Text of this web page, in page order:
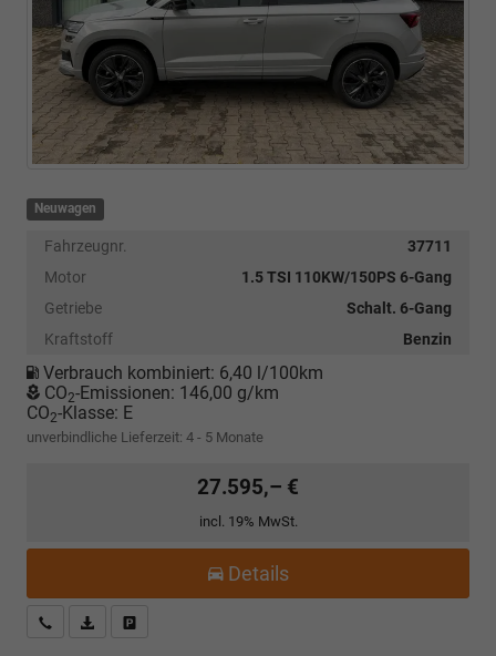
Neuwagen
Fahrzeugnr.
37711
Motor
1.5 TSI 110KW/150PS 6-Gang
Getriebe
Schalt. 6-Gang
Kraftstoff
Benzin
Verbrauch kombiniert: 6,40 l/100km
CO2-Emissionen: 146,00 g/km
CO2-Klasse: E
unverbindliche Lieferzeit: 4 - 5 Monate
27.595,– €
incl. 19% MwSt.
Details
Kostenloser Rückruf-Service
PDF-Datei, Fahrzeugexposé drucken